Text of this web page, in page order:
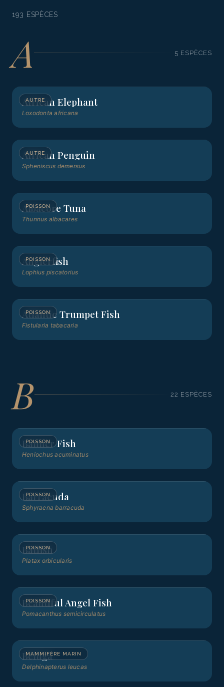
193 ESPÈCES
A 5 ESPÈCE S
AUTRE
African Elephant
Loxodonta africana
AUTRE
African Penguin
Spheniscus demersus
POISSON
Albacore Tuna
Thunnus albacares
POISSON
Anglerfish
Lophius piscatorius
POISSON
Atlantic Trumpet Fish
Fistularia tabacaria
B 22 ESPÈCE S
POISSON
Banner Fish
Heniochus acuminatus
POISSON
Barracuda
Sphyraena barracuda
POISSON
Batfish
Platax orbicularis
POISSON
Beautiful Angel Fish
Pomacanthus semicirculatus
MAMMIFÈRE MARIN
Beluga
Delphinapterus leucas